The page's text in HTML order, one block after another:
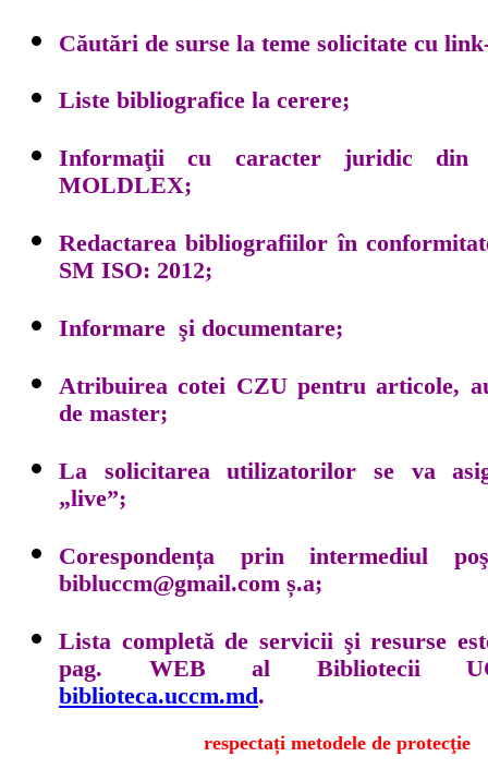
Căutări de surse la teme solicitate cu
Liste bibliografice la cerere;
Informaţii cu caracter juridic din
MOLDLEX;
Redactarea bibliografiilor în
SM ISO: 2012;
Informare şi documentare;
Atribuirea cotei CZU pentru articole,
de master;
La solicitarea utilizatorilor se va
„live”;
Corespondența prin intermediul
bibluccm@gmail.com ș.a;
Lista completă de servicii şi resurse
pag. WEB al Bibliotecii
biblioteca.uccm.md.
respectați metodele de protecţie